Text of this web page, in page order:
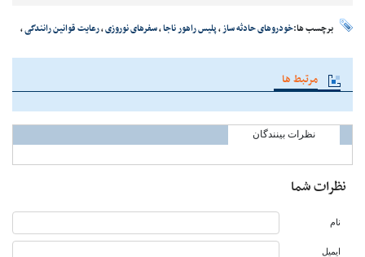
برچسب ها:خودروهای حادثه ساز،پلیس راهور ناجا،سفرهای نوروزی،رعایت قوانین رانندگی،
مرتبط ها
نظرات بینندگان
نظرات شما
نام
ایمیل